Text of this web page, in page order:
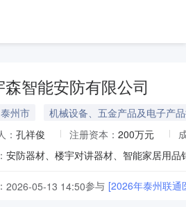
森智能安防有限公司
州市
机械设备、五金产品及电子产
： 孔祥俊 注册资本： 200万元
2026-05-13 14:50参与 [2026年泰州联通